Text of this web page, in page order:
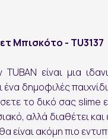
Μπισκότο - TU3137
είναι μια
ένα δημοφιλές
το δικό σας
αλλά διαθέτει
είναι ακόμη πιο